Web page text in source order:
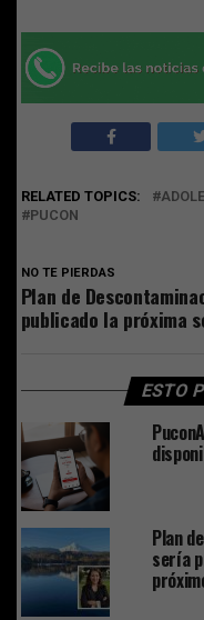
RELATED TOPICS:
PUCON
NO TE PIERDAS
Plan de
publicado la próxima
ESTO
Plan
sería